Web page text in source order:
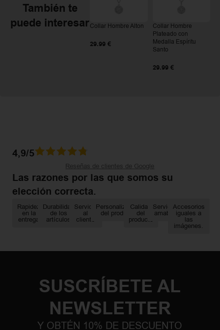
También te
puede interesarCollar Hombre Alton
29.99€
Collar Hombre
Plateado con
Medalla Espíritu
Santo
29.99 €
4,9/5
Reseñas de clientes de Google
Las razones por las que somos su
elección correcta.
Rapidez
en la
entrega
Durabilidad
de los
artículos
Servicio
al
cliente
Personalización
del producto
Calidad
del
producto
Servicio
amable
Accesorios
iguales a
las
imágenes.
SUSCRÍBETE AL
NEWSLETTER
Y OBTÉN 10% DE DESCUENTO